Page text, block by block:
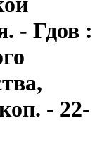
- Гдов :
- 22-